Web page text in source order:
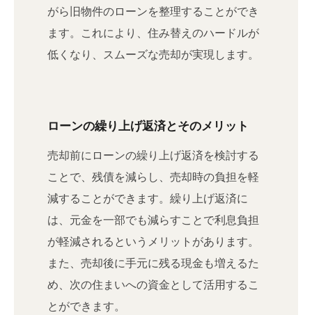
がら旧物件のローンを整理することができ
ます。これにより、住み替えのハードルが
低くなり、スムーズな売却が実現します。
ローンの繰り上げ返済とそのメリット
売却前にローンの繰り上げ返済を検討する
ことで、残債を減らし、売却時の負担を軽
減することができます。繰り上げ返済に
は、元金を一部でも減らすことで利息負担
が軽減されるというメリットがあります。
また、売却後に手元に残る現金も増えるた
め、次の住まいへの資金として活用するこ
とができます。